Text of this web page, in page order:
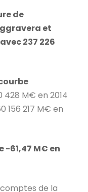
de
et
237 226
M€ en 2014
156 217 M€ en
61,47 M€ en
de la